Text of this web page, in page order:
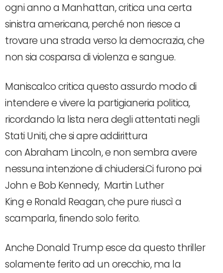
ogni anno a Manhattan, critica una certa
sinistra americana, perché non riesce a
trovare una strada verso la democrazia, che
non sia cosparsa di violenza e sangue.
Maniscalco critica questo assurdo modo di
intendere e vivere la partigianeria politica,
ricordando la lista nera degli attentati negli
Stati Uniti, che si apre addirittura
con Abraham Lincoln, e non sembra avere
nessuna intenzione di chiudersi.Ci furono poi
John e Bob Kennedy, Martin Luther
King e Ronald Reagan, che pure riuscì a
scamparla, finendo solo ferito.
Anche Donald Trump esce da questo thriller
solamente ferito ad un orecchio, ma la